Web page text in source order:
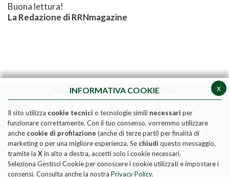
Buona lettura!
La Redazione di RRNmagazine
Pubblicazione realizzata con il contributo FEASR (Fondo
x
INFORMATIVA COOKIE
Il sito utilizza cookie tecnici o tecnologie simili necessari per
funzionare correttamente. Con il tuo consenso, vorremmo utilizzare
anche cookie di profilazione (anche di terze parti) per finalità di
marketing o per una migliore esperienza. Se chiudi questo messaggio,
tramite la Xin alto a destra, accetti solo i cookie necessari.
Seleziona Gestisci Cookie per conoscere i cookie utilizzati e impostare i
consensi. Consulta anche la nostra Privacy Policy.